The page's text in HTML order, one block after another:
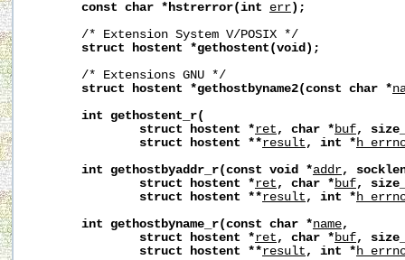
const char *hstrerror(int err );
       /* Extension System V/POSIX */
struct
hostent
*gethostent(void);
       /* Extensions GNU */
struct
hostent *gethostbyname2(const char *
int gethostent_r(
struct
hostent *ret , char *buf,
struct
hostent **result , int *
int gethostbyaddr_r(const void *addr,
struct
hostent *ret , char *buf,
struct
hostent **result , int *
int gethostbyname_r(const char *name,
struct
hostent *ret , char *buf,
struct
hostent **result , int *